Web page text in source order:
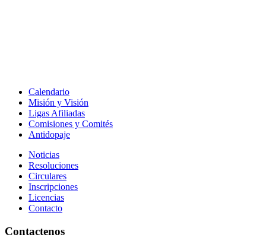
Calendario
Misión y Visión
Ligas Afiliadas
Comisiones y Comités
Antidopaje
Noticias
Resoluciones
Circulares
Inscripciones
Licencias
Contacto
Contactenos